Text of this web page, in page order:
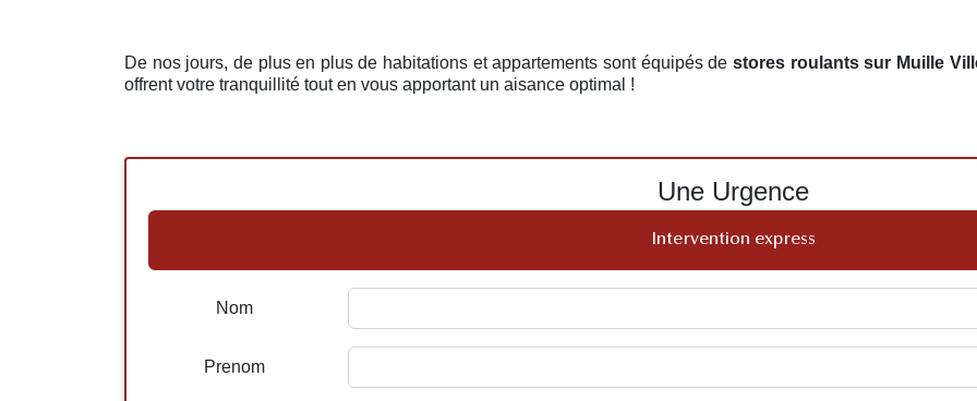
De nos jours, de plus en plus de habitations et appartements sont équipés de stores roulants sur Muille
offrent votre tranquillité tout en vous apportant un aisance optimal !
Une Urgence
Intervention express
Nom
Prenom